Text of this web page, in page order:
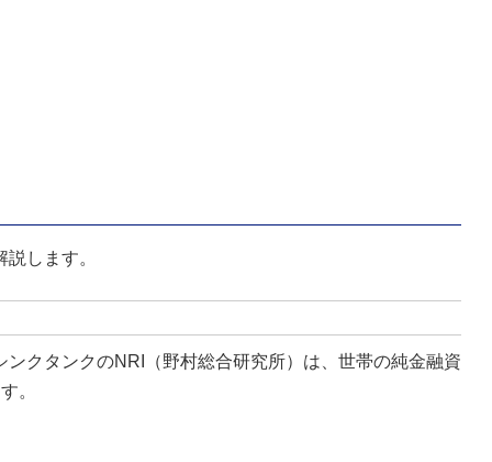
します。
クタンクのNRI（野村総合研究所）は、世帯の純金融資
。